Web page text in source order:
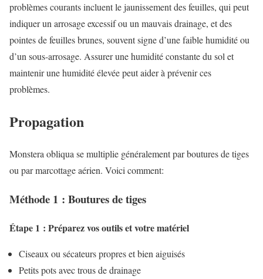
problèmes courants incluent le jaunissement des feuilles, qui peut
indiquer un arrosage excessif ou un mauvais drainage, et des
pointes de feuilles brunes, souvent signe d’une faible humidité ou
d’un sous-arrosage. Assurer une humidité constante du sol et
maintenir une humidité élevée peut aider à prévenir ces
problèmes.
Propagation
Monstera obliqua se multiplie généralement par boutures de tiges
ou par marcottage aérien. Voici comment:
Méthode 1 : Boutures de tiges
Étape 1 : Préparez vos outils et votre matériel
Ciseaux ou sécateurs propres et bien aiguisés
Petits pots avec trous de drainage